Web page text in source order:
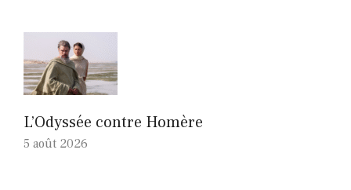
L’Odyssée contre Homère
5 août 2026